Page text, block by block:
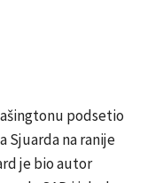
podsetio
Sjuarda na ranije
je bio autor